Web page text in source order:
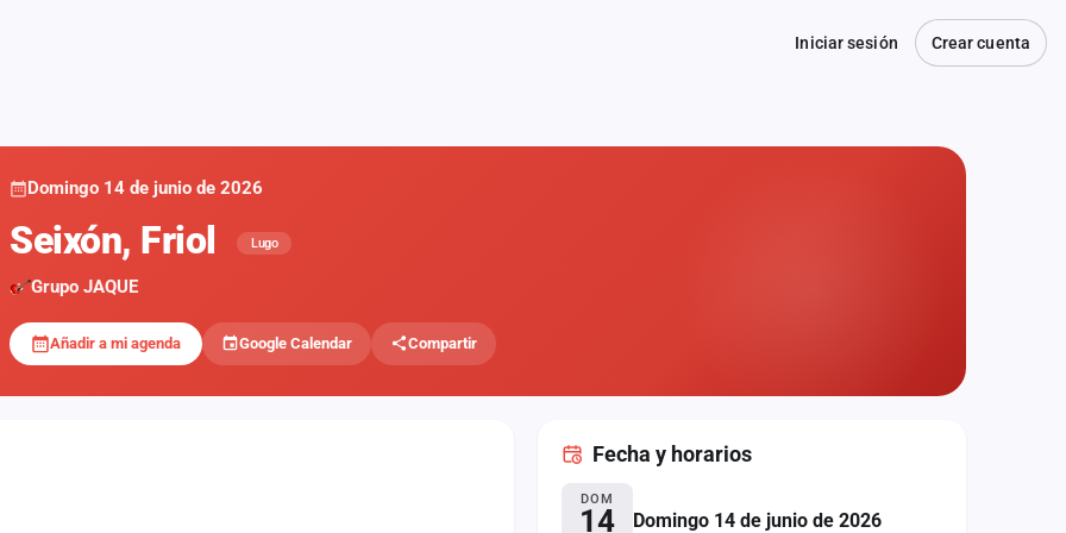
Iniciar sesión Crear cuenta
Domingo 14 de junio de 2026
Seixón, Friol Lugo
Grupo JAQUE
Añadir a mi agenda Google Calendar Compartir
Fecha y horarios
DOM
14 Domingo 14 de junio de 2026